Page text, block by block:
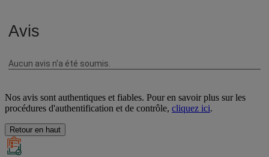
Nos avis sont authentiques et fiables. Pour en savoir plus sur les
Retour en haut